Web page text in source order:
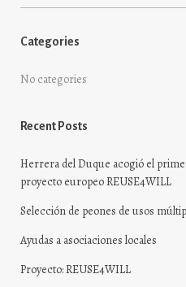
Categories
No categories
Recent Posts
Herrera del Duque acogió el
proyecto europeo REUSE4WILL
Selección de peones de usos
Ayudas a asociaciones locales
Proyecto: REUSE4WILL